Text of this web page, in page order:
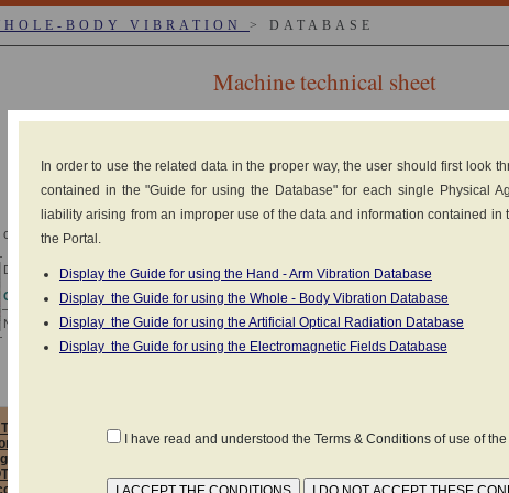
BODY VIBRATION > DATABASE
Machine technical sheet
diesel engine
Declared values as set forth in the standardUNI ISO 2631-1:2014
CONDITIONS
MATERIAL K (1)
No declared data
TRANSPORTATION (TRANSFER)
activity (in ITALIAN): Autodislocamento
transport by road
ASSESSED
(in ITALIAN): a vuoto
In order to use the related data in the proper way, the user should first look
contained in the "Guide for using the Database" for each single Physical
liability arising from an improper use of the data and information contained in
the Portal.
Display the Guide for using the Hand - Arm Vibration Database
Display the Guide for using the Whole - Body Vibration Database
Display the Guide for using the Artificial Optical Radiation Database
Display the Guide for using the Electromagnetic Fields Database
I have read and understood the Terms & Conditions of use of